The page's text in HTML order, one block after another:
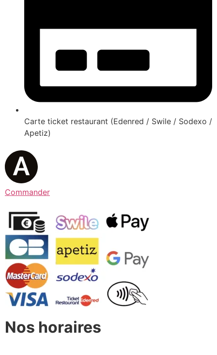
Carte ticket restaurant (Edenred / Swile / Sodexo /
Apetiz)
Commander
Nos horaires